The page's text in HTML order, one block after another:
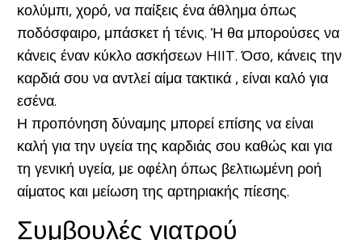
κολύμπι, χορό, να παίξεις ένα άθλημα όπως
ποδόσφαιρο, μπάσκετ ή τένις. Ή θα μπορούσες να
κάνεις έναν κύκλο ασκήσεων HIIT. Όσο, κάνεις την
καρδιά σου να αντλεί αίμα τακτικά , είναι καλό για
εσένα.
Η προπόνηση δύναμης μπορεί επίσης να είναι
καλή για την υγεία της καρδιάς σου καθώς και για
τη γενική υγεία, με οφέλη όπως βελτιωμένη ροή
αίματος και μείωση της αρτηριακής πίεσης.
Συμβουλές γιατρού